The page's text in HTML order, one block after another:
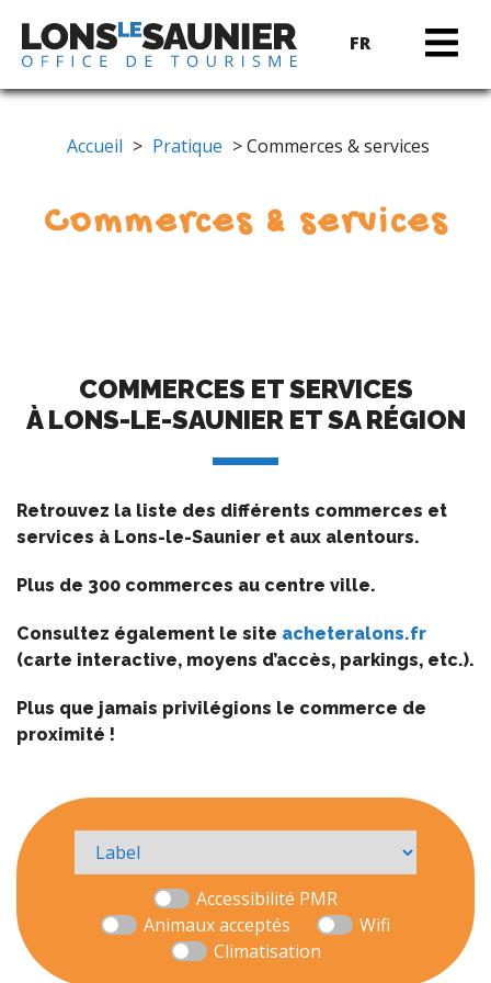
FR
Accueil > Pratique > Commerces & services
Commerces & services
COMMERCES ET SERVICES
À LONS-LE-SAUNIER ET SA RÉGION
Retrouvez la liste des différents commerces et
services à Lons-le-Saunier et aux alentours.
Plus de 300 commerces au centre ville.
Consultez également le site acheteralons.fr
(carte interactive, moyens d’accès, parkings, etc.).
Plus que jamais privilégions le commerce de
proximité !
Accessibilité PMR
Animaux acceptés
Wifi
Climatisation